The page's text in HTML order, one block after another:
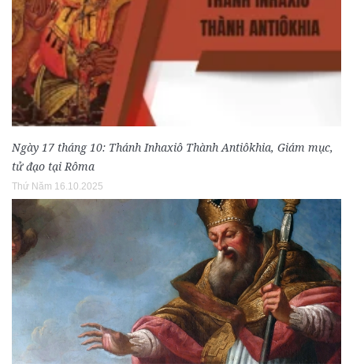
Ngày 17 tháng 10: Thánh Inhaxiô Thành Antiôkhia, Giám mục,
tử đạo tại Rôma
Thứ Năm 16.10.2025